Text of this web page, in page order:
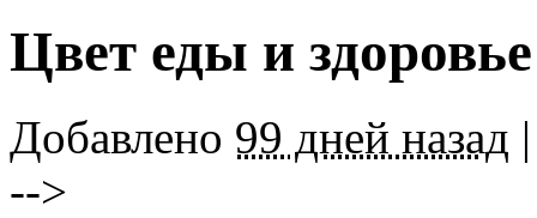
Цвет еды и
Добавлено 99 дней назад |
-->